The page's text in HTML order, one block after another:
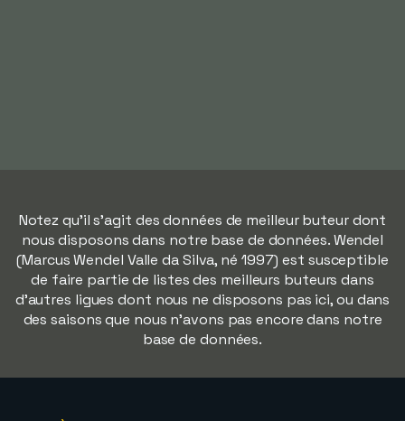
Notez qu'il s'agit des données de meilleur buteur dont
nous disposons dans notre base de données. Wendel
(Marcus Wendel Valle da Silva, né 1997) est susceptible
de faire partie de listes des meilleurs buteurs dans
d'autres ligues dont nous ne disposons pas ici, ou dans
des saisons que nous n'avons pas encore dans notre
base de données.